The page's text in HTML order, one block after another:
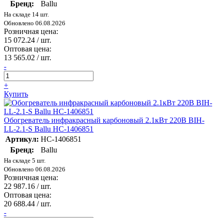
Бренд: Ballu
На складе 14 шт.
Обновлено 06.08.2026
Розничная цена:
15 072.24 / шт.
Оптовая цена:
13 565.02 / шт.
-
+
Купить
Обогреватель инфракрасный карбоновый 2.1кВт 220В BIH-
LL-2.1-S Ballu НС-1406851
Артикул: НС-1406851
Бренд:
Ballu
На складе 5 шт.
Обновлено 06.08.2026
Розничная цена:
22 987.16 / шт.
Оптовая цена:
20 688.44 / шт.
-